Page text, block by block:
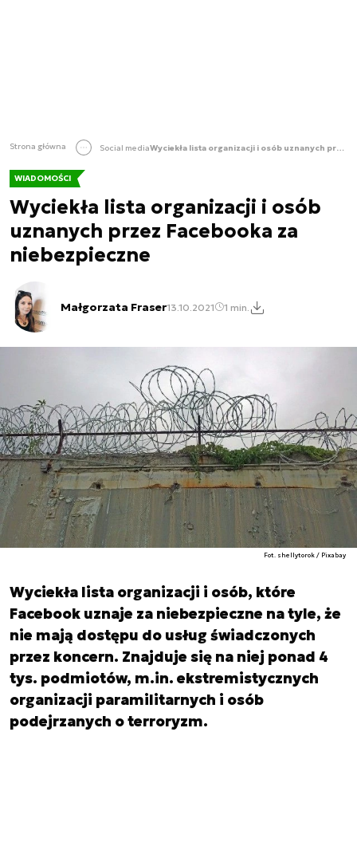
Strona główna Social media Wyciekła lista organizacji i osób uznanych przez Facebooka za niebezpieczne
WIADOMOŚCI
Wyciekła lista organizacji i osób
uznanych przez Facebooka za
niebezpieczne
Małgorzata Fraser13.10.2021 1 min.
Fot. shellytorok / Pixabay
Wyciekła lista organizacji i osób, które
Facebook uznaje za niebezpieczne na tyle, że
nie mają dostępu do usług świadczonych
przez koncern. Znajduje się na niej ponad 4
tys. podmiotów, m.in. ekstremistycznych
organizacji paramilitarnych i osób
podejrzanych o terroryzm.